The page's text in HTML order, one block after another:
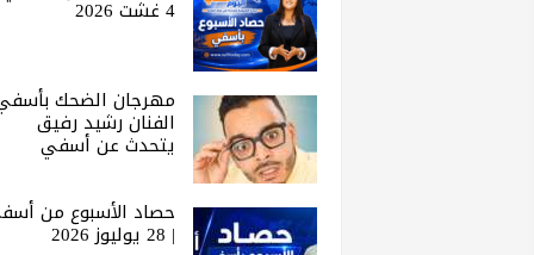
4 غشت 2026
مهرجان الضحك
الفنان رشيد رفيق
يتحدث عن أسفي
حصاد الأسبوع من
| 28 يوليوز 2026